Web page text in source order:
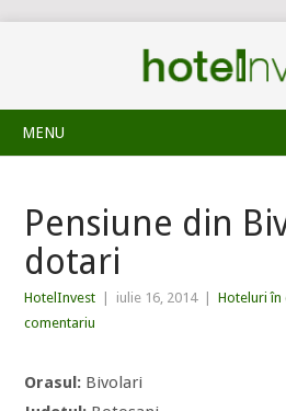
MENU
Pensiune din
dotari
HotelInvest iulie 16, 2014 Hoteluri în
comentariu
Orasul: Bivolari